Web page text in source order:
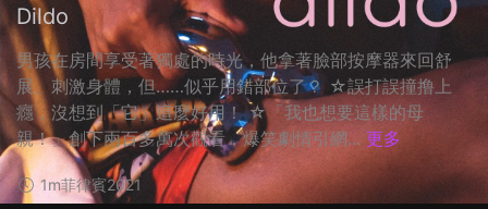
Dildo
男孩在房間享受著獨處的時光，他拿著臉部按摩器來回舒
展、刺激身體，但……似乎用錯部位了？ ☆誤打誤撞撸上
癮，沒想到「它」這麼好用！ ☆「我也想要這樣的母
親！」創下兩百多萬次觀看，爆笑劇情引網... 更多
1m菲律賓2021